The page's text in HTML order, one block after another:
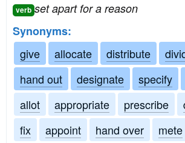
verb set apart for a reason
Synonyms:
give
allocate distribute
hand out
designate specify
allot
appropriate prescribe
fix
appoint hand over mete